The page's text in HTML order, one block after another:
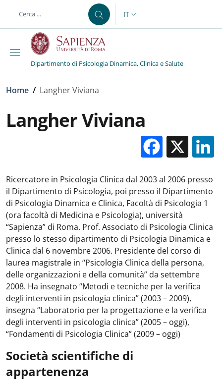
al contenuto principale
SELETTORE LINGUA:
IT
Dipartimento di Psicologia Dinamica, Clinica e Salute
Briciole di pane
Home / Langher Viviana
Langher Viviana
X
Ricercatore in Psicologia Clinica dal 2003 al 2006 presso
il Dipartimento di Psicologia, poi presso il Dipartimento
di Psicologia Dinamica e Clinica, Facoltà di Psicologia 1
(ora facoltà di Medicina e Psicologia), università
“Sapienza” di Roma. Prof. Associato di Psicologia Clinica
presso lo stesso dipartimento di Psicologia Dinamica e
Clinica dal 6 novembre 2006. Presidente del corso di
laurea magistrale in “Psicologia Clinica della persona,
delle organizzazioni e della comunità” da settembre
2008. Ha insegnato “Metodi e tecniche per la verifica
degli interventi in psicologia clinica” (2003 – 2009),
insegna “Laboratorio per la progettazione e la verifica
degli interventi in psicologia clinica” (2005 – oggi),
“Fondamenti di Psicologia Clinica” (2009 – oggi)
Società scientifiche di
appartenenza